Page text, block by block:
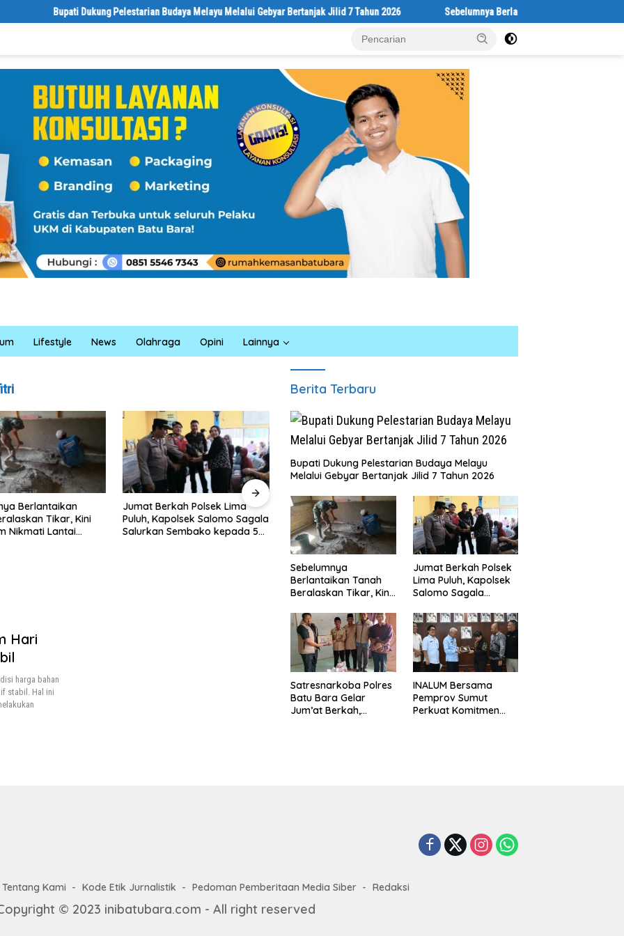
Bupati Dukung Pelestarian Budaya Melayu Melalui Gebyar Bertanjak Jilid 7 Tahun 2026 Sebelumnya Berlantaikan Tanah Beralaskan Tikar,
Lifestyle News Olahraga Opini Lainnya
Polsek Lima
Salomo Sagala
kepada 50
Satresnarkoba Polres Batu
Bara Gelar Jum’at Berkah,
Santuni Anak Yatim dan
INALUM Bersama Pemprov
Sumut Perkuat Komitmen
Pendidikan dan Konservasi
Lingkungan
Masyarakat Desa Kapal Merah
Terharu Melihat Satgas TMMD
Ke-129 Kodim 0208/Asahan
Bekerja Siang Malam Demi
Renovasi Mushollah Al Maghribi
Hari
harga bahan
stabil. Hal ini
Berita Terbaru
Bupati Dukung Pelestarian Budaya Melayu
Melalui Gebyar Bertanjak Jilid 7 Tahun 2026
Sebelumnya
Berlantaikan Tanah
Beralaskan Tikar, Kini
Lantai Rumah yang
Layak Berkat Satgas
TMMD Ke-129 Kodim
0208/Asahan
Jumat Berkah Polsek
Lima Puluh, Kapolsek
Salomo Sagala
kepada 50 Petani di
Simpang Gambus
Satresnarkoba Polres
Batu Bara Gelar
Jum’at Berkah,
INALUM Bersama
Pemprov Sumut
Perkuat Komitmen
Tentang Kami Kode Etik Jurnalistik Pedoman Pemberitaan Media Siber Redaksi
© 2023 inibatubara.com - All right reserved